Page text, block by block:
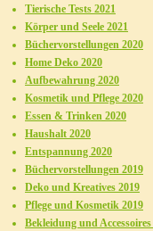
Tierische Tests 2021
Körper und Seele 2021
Büchervorstellungen 2020
Home Deko 2020
Aufbewahrung 2020
Kosmetik und Pflege 2020
Essen & Trinken 2020
Haushalt 2020
Entspannung 2020
Büchervorstellungen 2019
Deko und Kreatives 2019
Pflege und Kosmetik 2019
Bekleidung und Accessoires